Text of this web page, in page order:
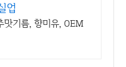
업
맛기름, 향미유, OEM